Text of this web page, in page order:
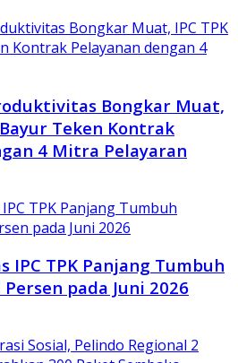
Bongkar Muat,
Teken Kontrak
4 Mitra Pelayaran
IPC TPK Panjang Tumbuh
pada Juni 2026